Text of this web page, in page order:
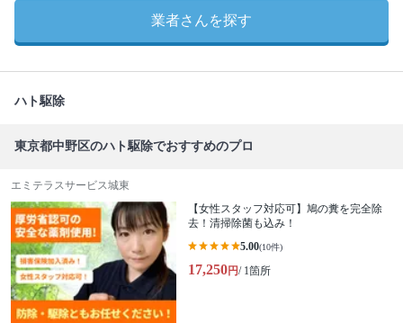
業者さんを探す
ハト駆除
東京都中野区のハト駆除でおすすめのプロ
エミテラスサービス城東
【女性スタッフ対応可】鳩の糞を完全除
去！清掃除菌も込み！
5.00(10件)
17,250円/ 1箇所